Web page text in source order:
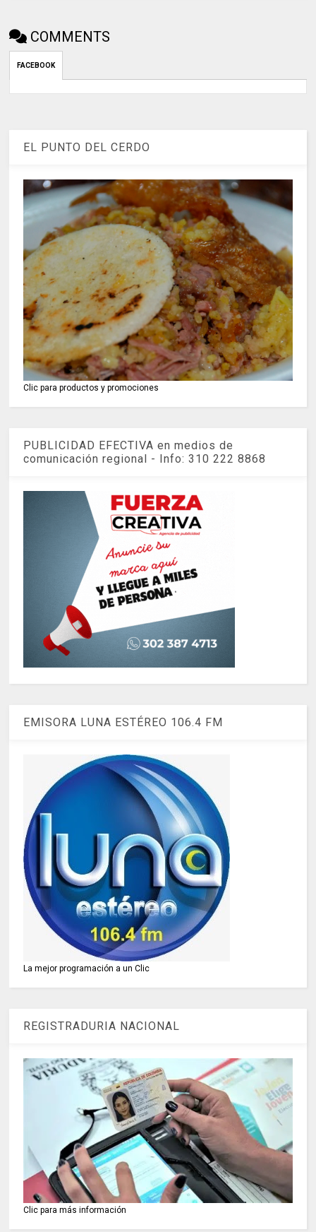
COMMENTS
FACEBOOK
EL PUNTO DEL CERDO
Clic para productos y promociones
PUBLICIDAD EFECTIVA en medios de
comunicación regional - Info: 310 222 8868
EMISORA LUNA ESTÉREO 106.4 FM
La mejor programación a un Clic
REGISTRADURIA NACIONAL
Clic para más información